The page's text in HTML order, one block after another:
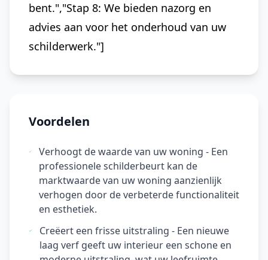
bent.","Stap 8: We bieden nazorg en
advies aan voor het onderhoud van uw
schilderwerk."]
Voordelen
Verhoogt de waarde van uw woning - Een
professionele schilderbeurt kan de
marktwaarde van uw woning aanzienlijk
verhogen door de verbeterde functionaliteit
en esthetiek.
Creëert een frisse uitstraling - Een nieuwe
laag verf geeft uw interieur een schone en